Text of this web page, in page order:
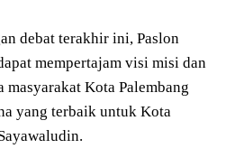
debat terakhir ini, Paslon
mempertajam visi misi dan
Kota Palembang
yang terbaik untuk Kota